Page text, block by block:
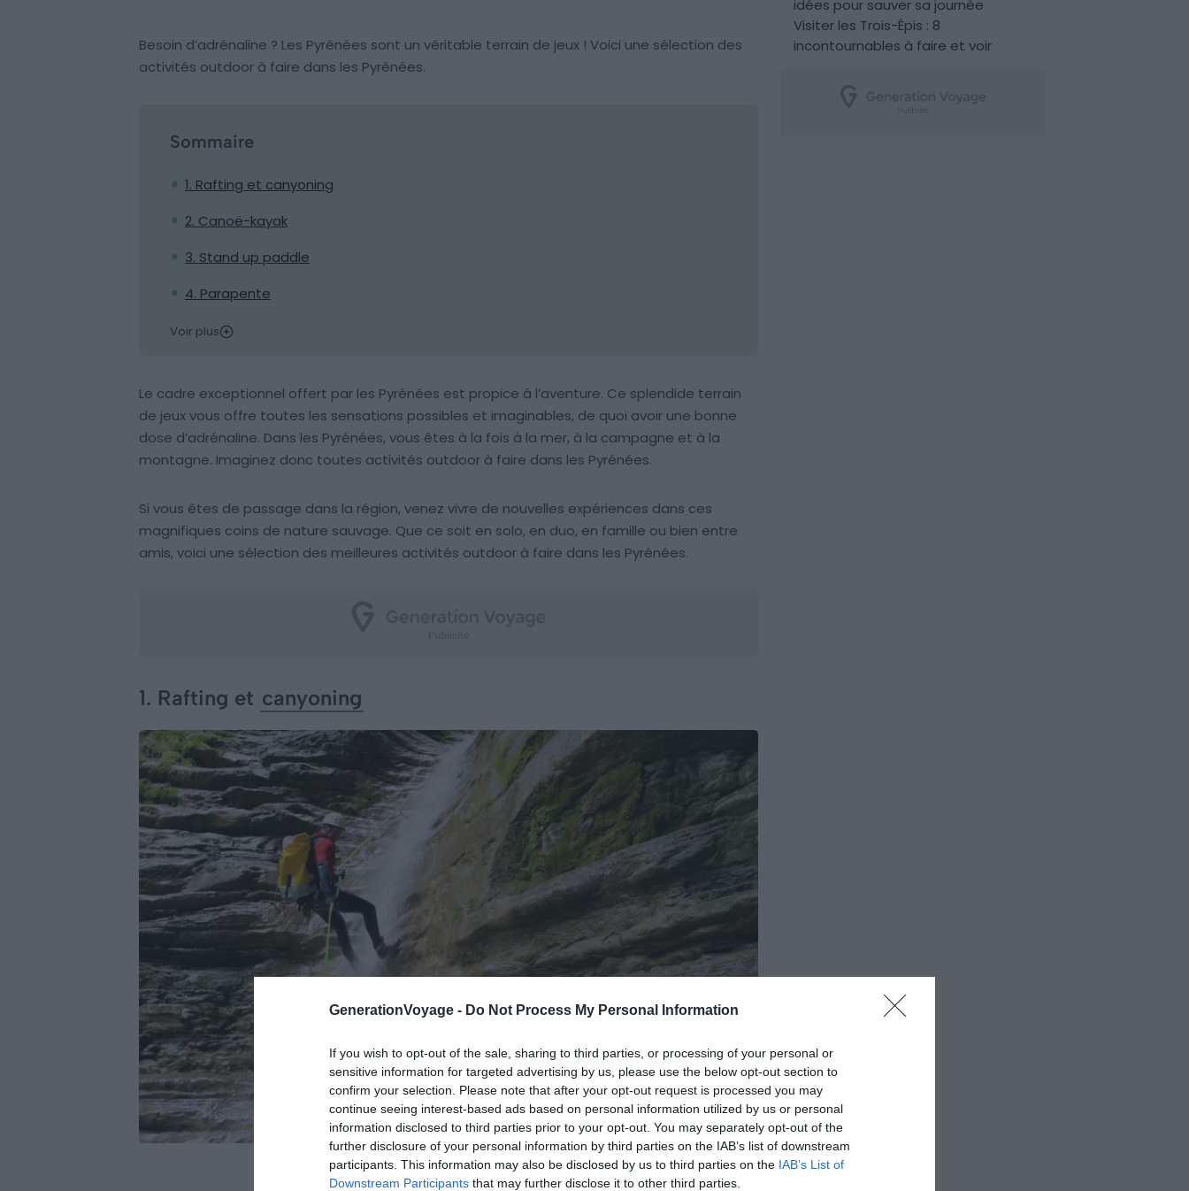
GenerationVoyage - Do Not Process My Personal Information
If you wish to opt-out of the sale, sharing to third parties, or processing of your personal or
sensitive information for targeted advertising by us, please use the below opt-out section to
confirm your selection. Please note that after your opt-out request is processed you may
continue seeing interest-based ads based on personal information utilized by us or personal
information disclosed to third parties prior to your opt-out. You may separately opt-out of the
further disclosure of your personal information by third parties on the IAB’s list of downstream
participants. This information may also be disclosed by us to third parties on the IAB’s List of
Downstream Participants that may further disclose it to other third parties.
Besoin d’adrénaline ? Les Pyrénées sont un véritable terrain de jeux ! Voici une sélection des
activités outdoor à faire dans les Pyrénées.
Sommaire
1. Rafting et canyoning
2. Canoë-kayak
3. Stand up paddle
4. Parapente
Voir plus
Le cadre exceptionnel offert par les Pyrénées est propice à l’aventure. Ce splendide terrain
de jeux vous offre toutes les sensations possibles et imaginables, de quoi avoir une bonne
dose d’adrénaline. Dans les Pyrénées, vous êtes à la fois à la mer, à la campagne et à la
montagne. Imaginez donc toutes activités outdoor à faire dans les Pyrénées.
Si vous êtes de passage dans la région, venez vivre de nouvelles expériences dans ces
magnifiques coins de nature sauvage. Que ce soit en solo, en duo, en famille ou bien entre
amis, voici une sélection des meilleures activités outdoor à faire dans les Pyrénées.
1. Rafting et canyoning
Crédit photo : Shutterstock – pedrosala
idées pour sauver sa journée
Visiter les Trois-Épis : 8
incontournables à faire et voir